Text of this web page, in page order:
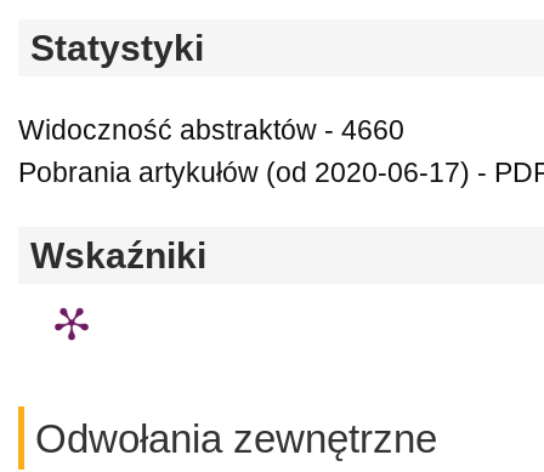
Statystyki
Widoczność abstraktów - 4660
Pobrania artykułów (od 2020-06-17) -
Wskaźniki
Odwołania zewnętrzne